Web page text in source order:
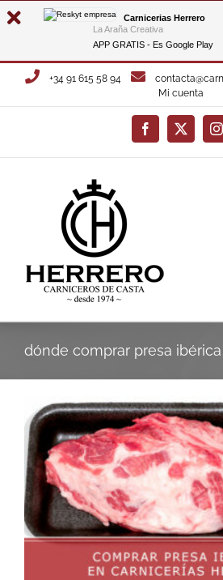
Carnicerias Herrero
La Araña Creativa
APP GRATIS - Es Google Play
Saltar
+34 91 615 58 94
Mi cuenta
Facebook
X
dónde comprar presa ibérica